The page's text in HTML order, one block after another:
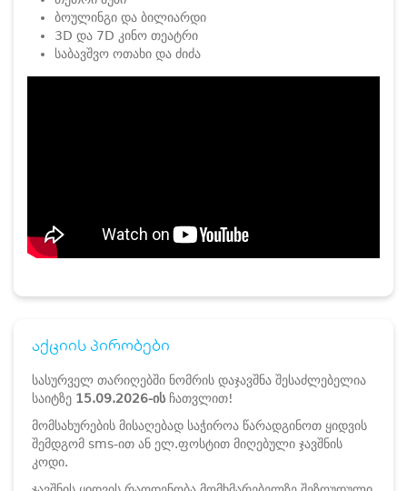
ბოულინგი და ბილიარდი
3D და 7D კინო თეატრი
საბავშვო ოთახი და ძიძა
აქციის პირობები
სასურველ თარიღებში ნომრის დაჯავშნა შესაძლებელია
საიტზე 15.09.2026-ის ჩათვლით!
მომსახურების მისაღებად საჭიროა წარადგინოთ ყიდვის
შემდგომ sms-ით ან ელ.ფოსტით მიღებული ჯავშნის
კოდი.